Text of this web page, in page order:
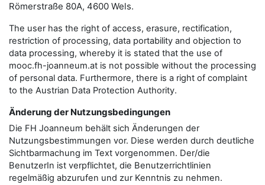
Römerstraße 80A, 4600 Wels.
The user has the right of access, erasure, rectification,
restriction of processing, data portability and objection to
data processing, whereby it is stated that the use of
mooc.fh-joanneum.at is not possible without the processing
of personal data. Furthermore, there is a right of complaint
to the Austrian Data Protection Authority.
Änderung der Nutzungsbedingungen
Die FH Joanneum behält sich Änderungen der
Nutzungsbestimmungen vor. Diese werden durch deutliche
Sichtbarmachung im Text vorgenommen. Der/die
BenutzerIn ist verpflichtet, die Benutzerrichtlinien
regelmäßig abzurufen und zur Kenntnis zu nehmen.